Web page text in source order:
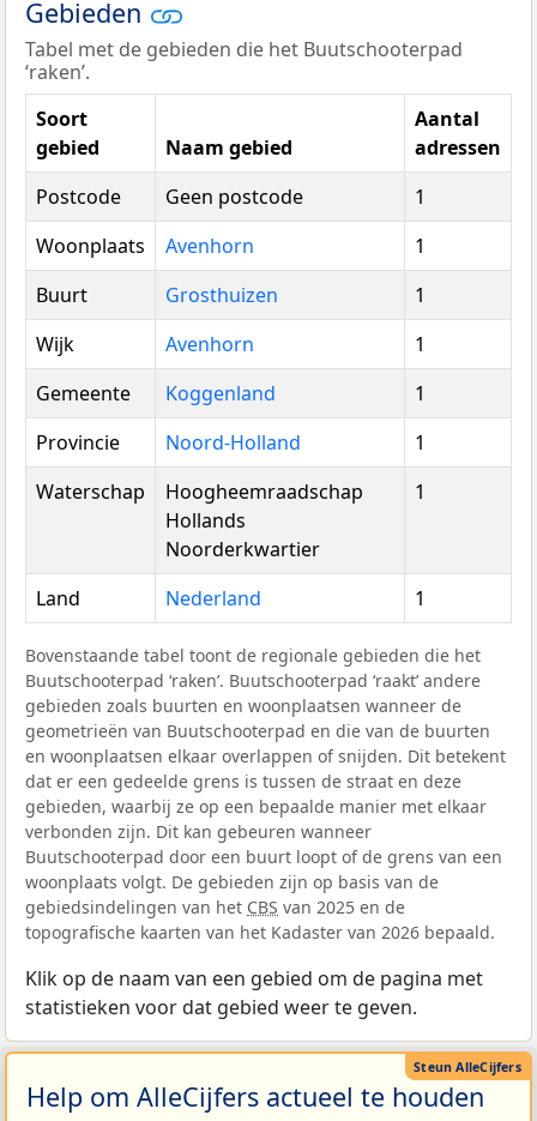
Gebieden
Tabel met de gebieden die het Buutschooterpad
‘raken’.
Soort
gebied
Naam gebied
Aantal
adressen
Postcode
Geen postcode
1
Woonplaats
Avenhorn
1
Buurt
Grosthuizen
1
Wijk
Avenhorn
1
Gemeente
Koggenland
1
Provincie
Noord-Holland
1
Waterschap
Hoogheemraadschap
Hollands
Noorderkwartier
1
Land Nederland 1
Bovenstaande tabel toont de regionale gebieden die het
Buutschooterpad ‘raken’. Buutschooterpad ‘raakt’ andere
gebieden zoals buurten en woonplaatsen wanneer de
geometrieën van Buutschooterpad en die van de buurten
en woonplaatsen elkaar overlappen of snijden. Dit betekent
dat er een gedeelde grens is tussen de straat en deze
gebieden, waarbij ze op een bepaalde manier met elkaar
verbonden zijn. Dit kan gebeuren wanneer
Buutschooterpad door een buurt loopt of de grens van een
woonplaats volgt. De gebieden zijn op basis van de
gebiedsindelingen van het CBS van 2025 en de
topografische kaarten van het Kadaster van 2026 bepaald.
Klik op de naam van een gebied om de pagina met
statistieken voor dat gebied weer te geven.
Help om AlleCijfers actueel te houden